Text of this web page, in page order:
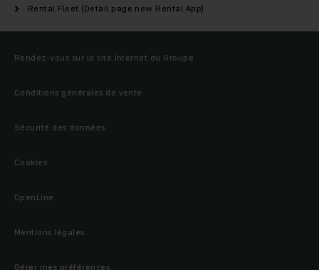
Rental Fleet (Detail page new Rental App)
Rendez-vous sur le site Internet du Groupe
Conditions générales de vente
Sécurité des données
Cookies
OpenLine
Mentions légales
Gérer mes préférences